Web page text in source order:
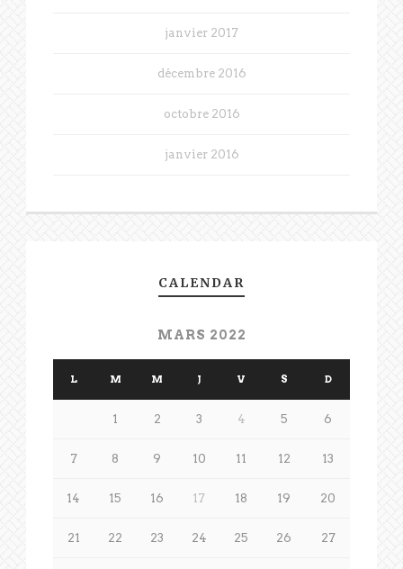
janvier 2017
décembre 2016
octobre 2016
janvier 2016
CALENDAR
MARS 2022
L M M J V S D
1 2 3 4 5 6
7 8 9 10 11 12 13
14 15 16 17 18 19 20
21 22 23 24 25 26 27